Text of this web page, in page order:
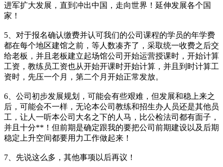
进军扩大发展，直到冲出中国，走向世界！延伸发展各个国
家！
5、对于报名确认缴费并认可我们的公司课程的学员的年学费
都在每个地区建馆之前，等人数凑齐了，采取统一收费之后交
给老板，并且老板建立起场馆公司开始运营授课时，开始计算
工资，教练员工资也从开始开课时开始计算，并且到时计算工
资时，先压一个月，第二个月开始正常发放。
6、公司初步发展规划，可能会有些艰难，但发展和稳上来之
后，可能会不一样，无论本公司教练和招生办人员还是其他员
工，让人一听本公司大名之下的人马，比公检法司都有面子，
并且十分**！但前期是确定跟我的要把公司前期建设以及后期
稳定上升空间都要用力工作做起来！
7、先说这么多，其他事项以后再议！